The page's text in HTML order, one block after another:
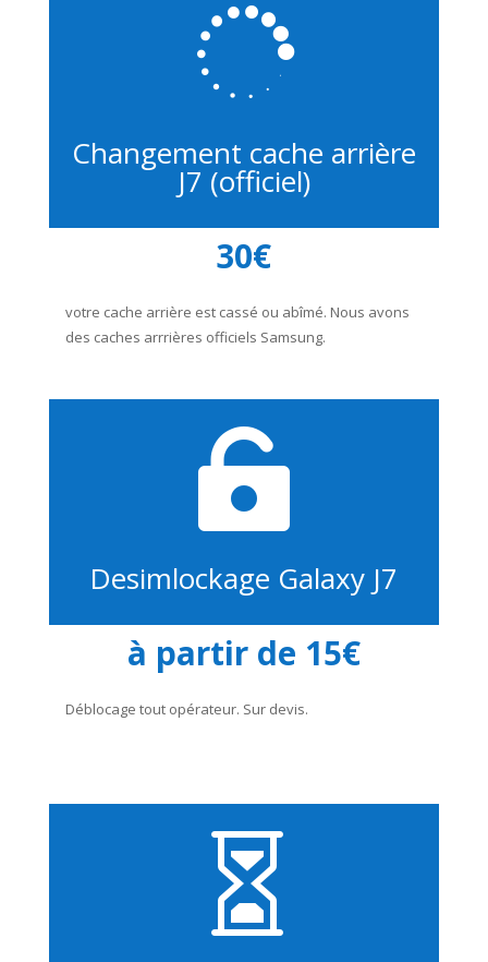

Changement cache arrière
J7 (officiel)
30€
votre cache arrière est cassé ou abîmé. Nous avons
des caches arrrières officiels Samsung.

Desimlockage Galaxy J7
à partir de 15€
Déblocage tout opérateur. Sur devis.
